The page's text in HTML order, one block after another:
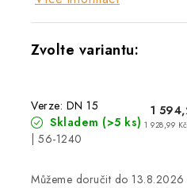
Verze: DN 15
Skladem (>5 ks)
| 56-1240
1
1 928,99
13.8.2026